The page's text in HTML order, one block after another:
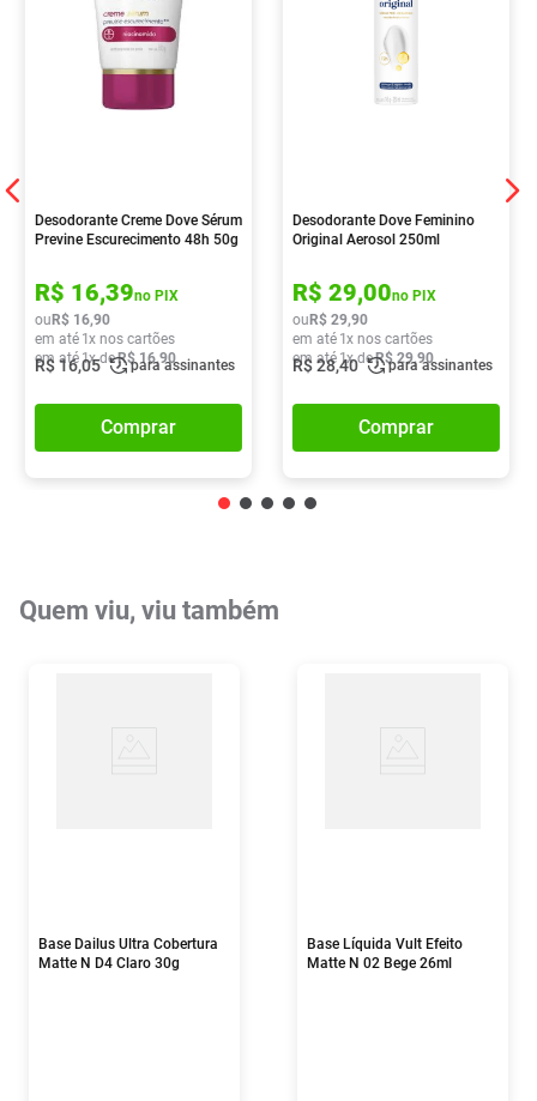
Desodorante Creme Dove Sérum
Previne Escurecimento 48h 50g
R$ 16,39no PIX
ou R$ 16,90
em até 1x nos cartões
em até1x deR$ 16,90
R$16,05 para assinantes
Comprar
Desodorante Dove Feminino
Original Aerosol 250ml
R$ 29,00no PIX
ou R$ 29,90
em até 1x nos cartões
em até 1x deR$ 29,90
R$28,40 para assinantes
Comprar
Quem viu, viu também
Base Dailus Ultra Cobertura
Matte N D4 Claro 30g
Base Líquida Vult Efeito
Matte N 02 Bege 26ml